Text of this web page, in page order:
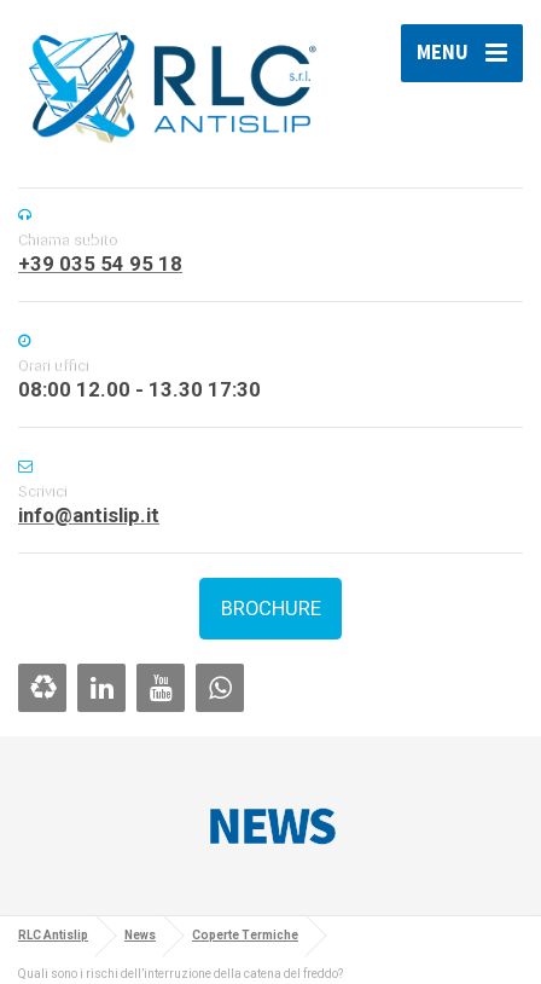
MENU
Chiama subito
+39 035 54 95 18
Orari uffici
08:00 12.00 - 13.30 17:30
Scrivici
info@antislip.it
BROCHURE
NEWS
RLC Antislip News Coperte Termiche
Quali sono i rischi dell’interruzione della catena del freddo?